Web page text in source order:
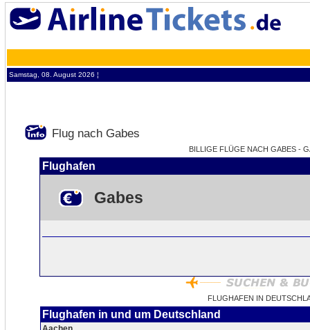
Samstag, 08. August 2026 ¦
Flug nach Gabes
BILLIGE FLÜGE NACH GABES -
Flughafen
Gabes
FLUGHAFEN IN
Flughafen in und um Deutschland